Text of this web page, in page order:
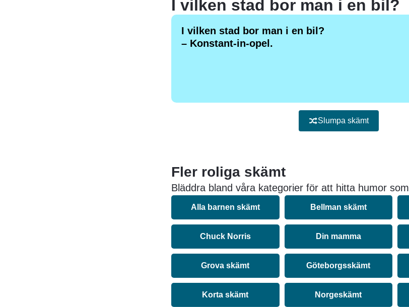
I vilken stad bor man i en bil?
I vilken stad bor man i en bil?
– Konstant-in-opel.
Slumpa skämt
Fler roliga skämt
Bläddra bland våra kategorier för att hitta humor
Alla barnen skämt Bellman skämt
Chuck Norris Din mamma
Grova skämt Göteborgsskämt
Korta skämt Norgeskämt